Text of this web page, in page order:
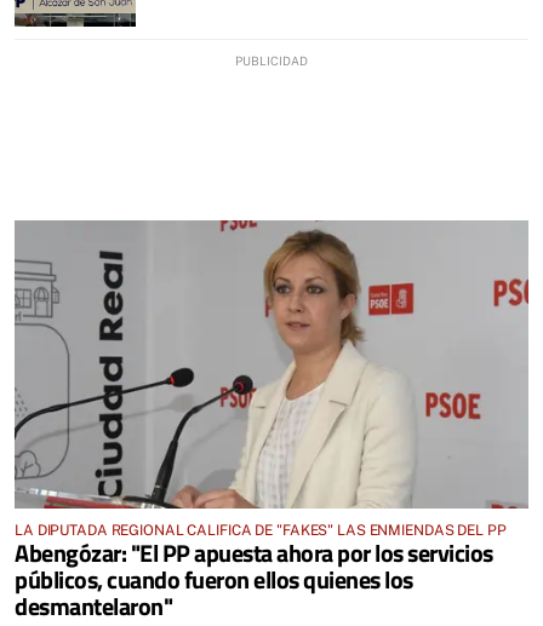
LA DIPUTADA REGIONAL CALIFICA DE "FAKES" LAS ENMIENDAS DEL PP
Abengózar: "El PP apuesta ahora por los servicios
públicos, cuando fueron ellos quienes los
desmantelaron"